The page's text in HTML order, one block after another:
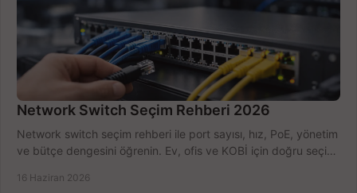
Network Switch Seçim Rehberi 2026
Network switch seçim rehberi ile port sayısı, hız, PoE, yönetim
ve bütçe dengesini öğrenin. Ev, ofis ve KOBİ için doğru seçimi
16 Haziran 2026